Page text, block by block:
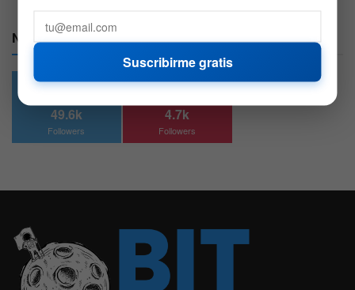
Nuestras Redes:
49.6k
Followers
4.7k
Followers
Suscribirme gratis